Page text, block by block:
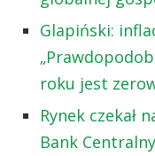
Glapiński:
roku jest
Rynek czekał
Bank